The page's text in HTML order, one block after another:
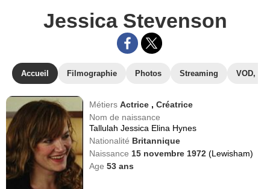
Jessica Stevenson
Accueil Filmographie Photos Streaming VOD,
MétiersActrice ,Créatrice
Nom de naissance
Tallulah Jessica Elina Hynes
Nationalité Britannique
Naissance 15 novembre 1972(Lewisham)
Age53 ans